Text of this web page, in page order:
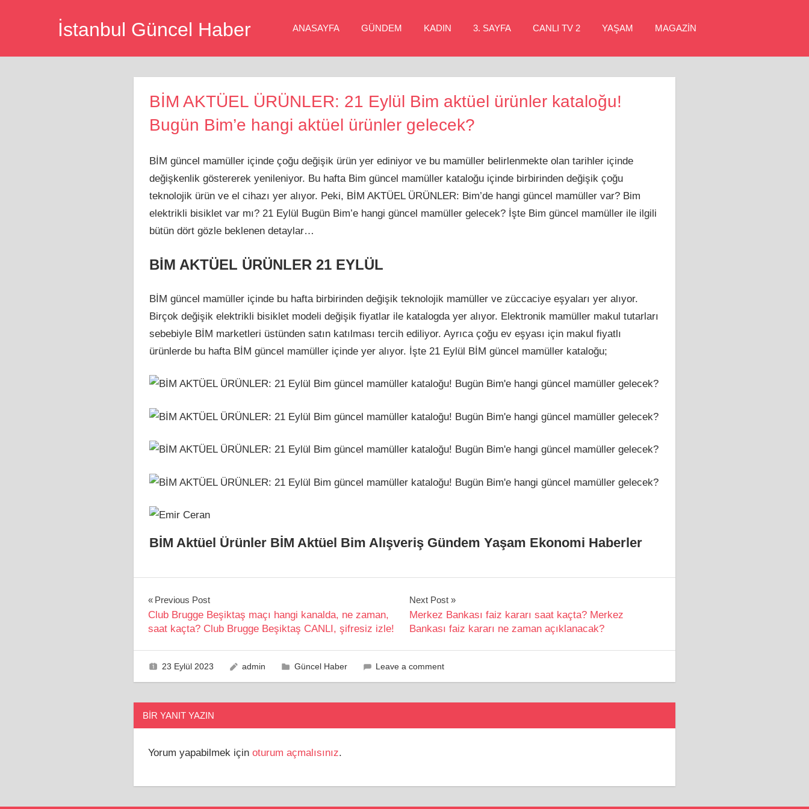
İstanbul Güncel Haber ANASAYFA GÜNDEM KADIN 3. SAYFA CANLI TV 2 YAŞAM MAGAZİN
BİM AKTÜEL ÜRÜNLER: 21 Eylül Bim aktüel ürünler kataloğu!
Bugün Bim’e hangi aktüel ürünler gelecek?
BİM güncel mamüller içinde çoğu değişik ürün yer ediniyor ve bu mamüller belirlenmekte olan tarihler içinde
değişkenlik göstererek yenileniyor. Bu hafta Bim güncel mamüller kataloğu içinde birbirinden değişik çoğu
teknolojik ürün ve el cihazı yer alıyor. Peki, BİM AKTÜEL ÜRÜNLER: Bim’de hangi güncel mamüller var? Bim
elektrikli bisiklet var mı? 21 Eylül Bugün Bim’e hangi güncel mamüller gelecek? İşte Bim güncel mamüller ile ilgili
bütün dört gözle beklenen detaylar…
BİM AKTÜEL ÜRÜNLER 21 EYLÜL
BİM güncel mamüller içinde bu hafta birbirinden değişik teknolojik mamüller ve züccaciye eşyaları yer alıyor.
Birçok değişik elektrikli bisiklet modeli değişik fiyatlar ile katalogda yer alıyor. Elektronik mamüller makul tutarları
sebebiyle BİM marketleri üstünden satın katılması tercih ediliyor. Ayrıca çoğu ev eşyası için makul fiyatlı
ürünlerde bu hafta BİM güncel mamüller içinde yer alıyor. İşte 21 Eylül BİM güncel mamüller kataloğu;
BİM Aktüel Ürünler BİM Aktüel Bim Alışveriş Gündem Yaşam Ekonomi Haberler
Yazı
gezinmesi
Previous Post
Club Brugge Beşiktaş maçı hangi kanalda, ne zaman,
saat kaçta? Club Brugge Beşiktaş CANLI, şifresiz izle!
Next Post
Merkez Bankası faiz kararı saat kaçta? Merkez
Bankası faiz kararı ne zaman açıklanacak?
23 Eylül 2023 admin Güncel Haber Leave a comment
BIR YANIT YAZIN
Yorum yapabilmek için oturum açmalısınız.